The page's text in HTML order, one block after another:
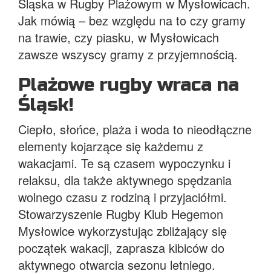
Jak mówią – bez względu na to czy gramy
na trawie, czy piasku, w Mysłowicach
zawsze wszyscy gramy z przyjemnością.
Plażowe rugby wraca na
Śląsk!
Ciepło, słońce, plaża i woda to nieodłączne
elementy kojarzące się każdemu z
wakacjami. Te są czasem wypoczynku i
relaksu, dla także aktywnego spędzania
wolnego czasu z rodziną i przyjaciółmi.
Stowarzyszenie Rugby Klub Hegemon
Mysłowice wykorzystując zbliżający się
początek wakacji, zaprasza kibiców do
aktywnego otwarcia sezonu letniego.